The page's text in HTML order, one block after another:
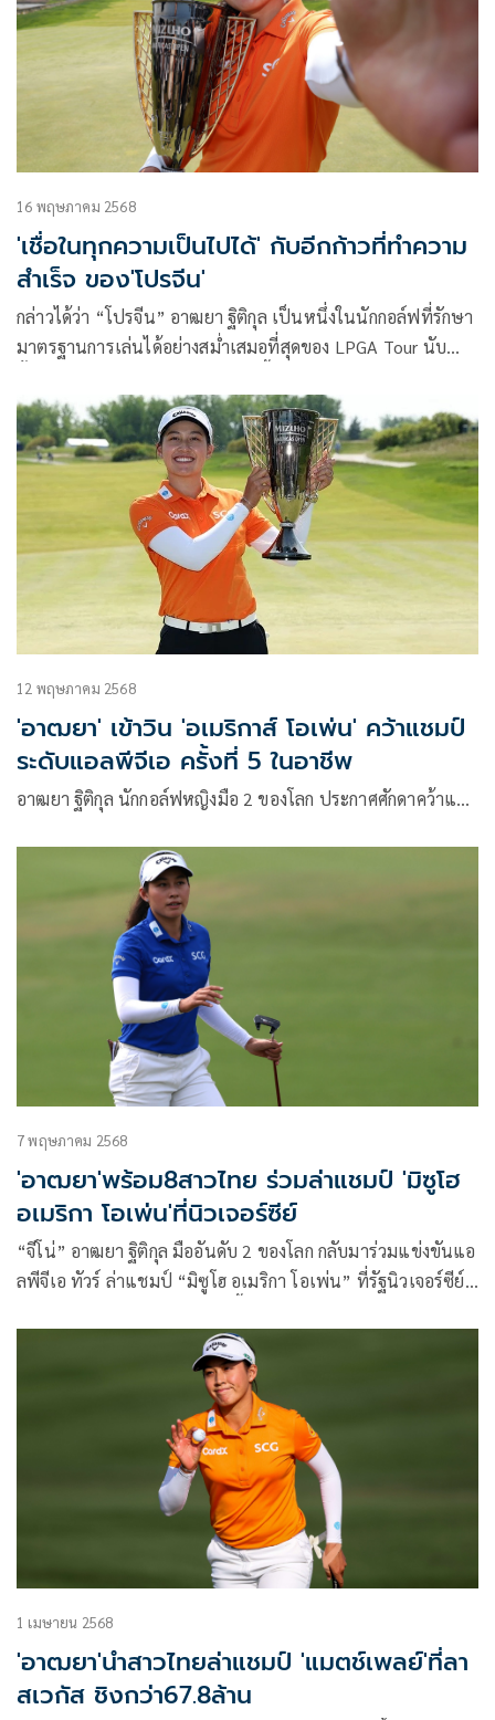
Championship” ในปี 2024 โดยปี 2025 นี้เพียงปีเดียว โปรจีน
ลงแข่ง LPGA Tour แล้ว 8 รายการ และทำผลงานติดอันดับ Top
10 ได้ถึง 6 รายการ พร้อมคว้าอีกหนึ่งแชมป์จากศึก “Ladies
European Tour” รายการ “PIF Saudi Ladies International” ที่
ซาอุดีอาระเบีย เมื่อเดือนกุมภาพันธ์ที่ผ่านมา
16 พฤษภาคม 2568
'เชื่อในทุกความเป็นไปได้' กับอีกก้าวที่ทำความ
สำเร็จ ของ'โปรจีน'
กล่าวได้ว่า “โปรจีน” อาฒยา ฐิติกุล เป็นหนึ่งในนักกอล์ฟที่รักษา
มาตรฐานการเล่นได้อย่างสม่ำเสมอที่สุดของ LPGA Tour นับ
12 พฤษภาคม 2568
'อาฒยา' เข้าวิน 'อเมริกาส์ โอเพ่น' คว้าแชมป์
ระดับแอลพีจีเอ ครั้งที่ 5 ในอาชีพ
อาฒยา ฐิติกุล นักกอล์ฟหญิงมือ 2 ของโลก ประกาศศักดาคว้าแ…
7 พฤษภาคม 2568
'อาฒยา'พร้อม8สาวไทย ร่วมล่าแชมป์ 'มิซูโฮ
อเมริกา โอเพ่น'ที่นิวเจอร์ซีย์
“จีโน่” อาฒยา ฐิติกุล มืออันดับ 2 ของโลก กลับมาร่วมแข่งขันแอ
ลพีจีเอ ทัวร์ ล่าแชมป์ “มิซูโฮ อเมริกา โอเพ่น” ที่รัฐนิวเจอร์ซีย์
ยอดนักกอล์ฟระดับโลกอีกมากมาย รวมทั้ง เนลลี คอร์ดา มือ 1
ของโลกลงป้องกันแชมป์ของเธอ
1 เมษายน 2568
'อาฒยา'นำสาวไทยล่าแชมป์ 'แมตช์เพลย์'ที่ลา
สเวกัส ชิงกว่า67.8ล้าน